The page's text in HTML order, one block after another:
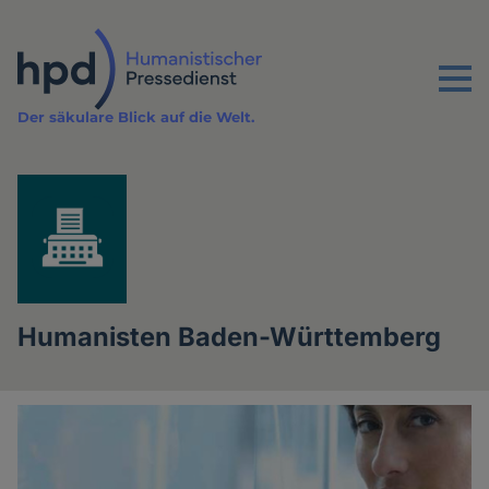
Inhalt
Menu
Der säkulare Blick auf die Welt.
Humanisten Baden-Württemberg